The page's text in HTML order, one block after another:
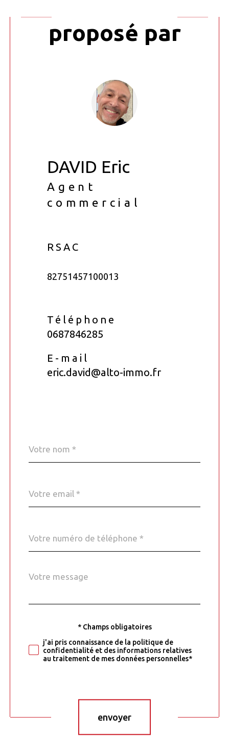
proposé par
DAVID Eric
Agent
commercial
RSAC
82751457100013
Téléphone
0687846285
E-mail
eric.david@alto-immo.fr
*
*
*
Fieldset
défaut
Message
*
Validation* Champs obligatoires
j'ai pris connaissance de la politique de
confidentialité et des informations relatives
au traitement de mes données personnelles*
envoyer